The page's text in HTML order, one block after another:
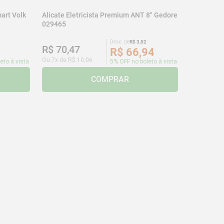
Volk
à vista
Alicate Eletricista Premium ANT 8" Gedore
029465
R$ 70,47
Ou7x de R$ 10 06
Desc. deR$ 3 52
R$ 66,94
5% OFF no boleto à vista
COMPRAR